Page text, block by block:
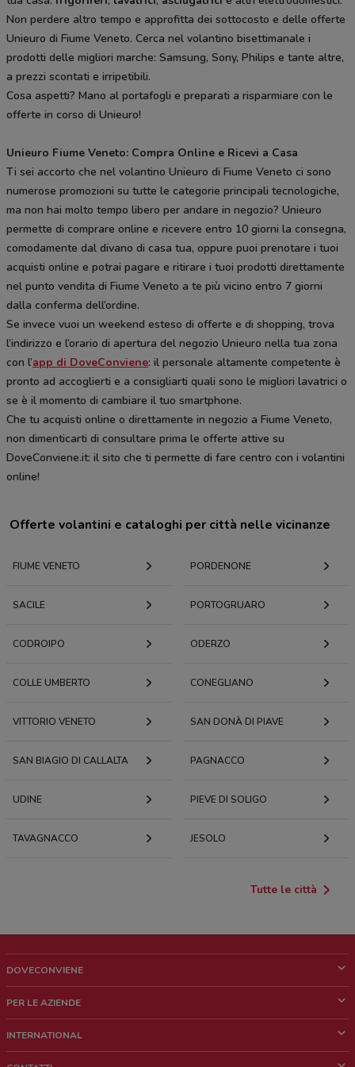
Non perdere altro tempo e approfitta dei sottocosto e delle offerte
Unieuro di Fiume Veneto. Cerca nel volantino bisettimanale i
prodotti delle migliori marche: Samsung, Sony, Philips e tante altre,
a prezzi scontati e irripetibili.
Cosa aspetti? Mano al portafogli e preparati a risparmiare con le
offerte in corso di Unieuro!
Unieuro Fiume Veneto: Compra Online e Ricevi a Casa
Ti sei accorto che nel volantino Unieuro di Fiume Veneto ci sono
numerose promozioni su tutte le categorie principali tecnologiche,
ma non hai molto tempo libero per andare in negozio? Unieuro
permette di comprare online e ricevere entro 10 giorni la consegna,
comodamente dal divano di casa tua, oppure puoi prenotare i tuoi
acquisti online e potrai pagare e ritirare i tuoi prodotti direttamente
nel punto vendita di Fiume Veneto a te più vicino entro 7 giorni
dalla conferma dell’ordine.
Se invece vuoi un weekend esteso di offerte e di shopping, trova
l’indirizzo e l’orario di apertura del negozio Unieuro nella tua zona
con l’app di DoveConviene: il personale altamente competente è
pronto ad accoglierti e a consigliarti quali sono le migliori lavatrici o
se è il momento di cambiare il tuo smartphone.
Che tu acquisti online o direttamente in negozio a Fiume Veneto,
non dimenticarti di consultare prima le offerte attive su
DoveConviene.it: il sito che ti permette di fare centro con i volantini
online!
Offerte volantini e cataloghi per città nelle vicinanze
FIUME VENETO PORDENONE
SACILE PORTOGRUARO
CODROIPO ODERZO
COLLE UMBERTO CONEGLIANO
VITTORIO VENETO SAN DONÀ DI PIAVE
SAN BIAGIO DI CALLALTA PAGNACCO
UDINE PIEVE DI SOLIGO
TAVAGNACCO JESOLO
Tutte le città
DOVECONVIENE
Chi siamo
PER LE AZIENDE
Richieste commerciali e marketing
INTERNATIONAL